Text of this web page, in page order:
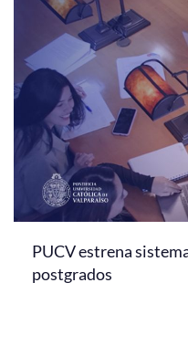
PUCV estrena
postgrados